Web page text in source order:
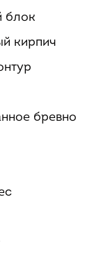
блок
кирпич
бревно